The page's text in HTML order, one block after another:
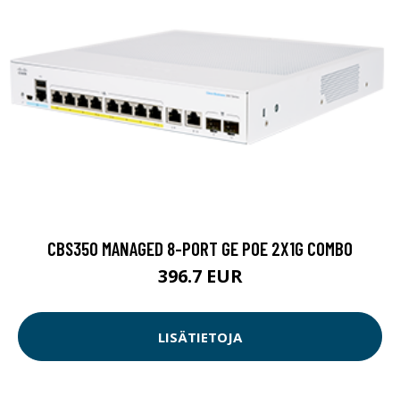
CBS350 MANAGED 8-PORT GE POE 2X1G COMBO
396.7 EUR
LISÄTIETOJA